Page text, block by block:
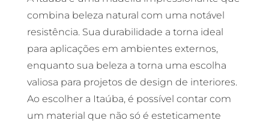
combina beleza natural com uma notável
resistência. Sua durabilidade a torna ideal
para aplicações em ambientes externos,
enquanto sua beleza a torna uma escolha
valiosa para projetos de design de interiores.
Ao escolher a Itaúba, é possível contar com
um material que não só é esteticamente